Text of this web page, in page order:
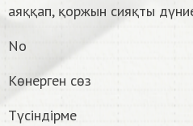
аяққап, қоржын сияқты
No
Көнерген сөз
Түсіндірме